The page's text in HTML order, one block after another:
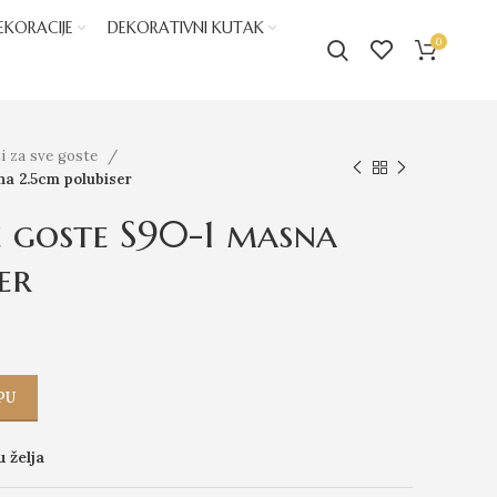
DEKORATIVNI KUTAK
0
za sve goste
2.5cm polubiser
S90-1 masna
želja